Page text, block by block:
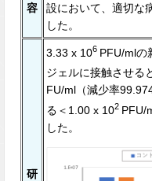
容
設において、適切な
した。
研
3.33 x 106 PFU/mlの
ジェルに接触させる
FU/ml（減少率
る＜1.00 x 102 PFU/
した。